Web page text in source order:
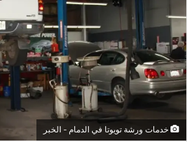
خدمات ورشة تويوتا في الدمام - الخبر